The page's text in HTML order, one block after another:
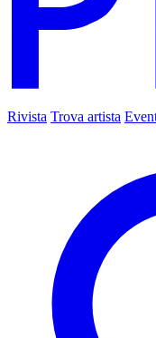
Rivista Trova artista